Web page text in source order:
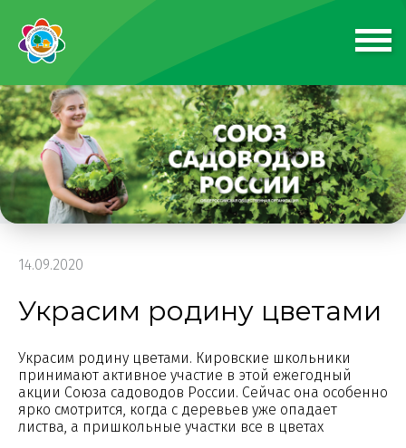
14.09.2020
Украсим родину цветами
Украсим родину цветами. Кировские школьники
принимают активное участие в этой ежегодный
акции Союза садоводов России. Сейчас она особенно
ярко смотрится, когда с деревьев уже опадает
листва, а пришкольные участки все в цветах